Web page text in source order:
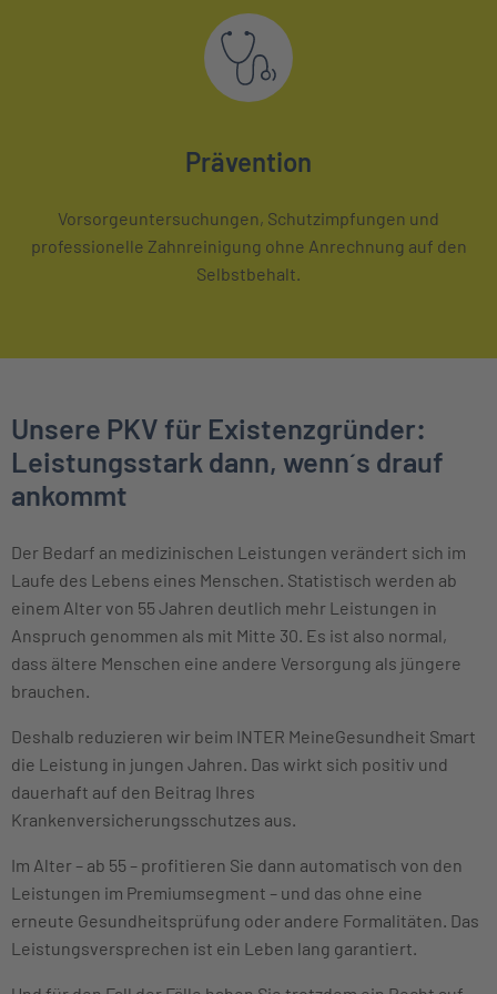
Prävention
Vorsorgeuntersuchungen, Schutzimpfungen und
professionelle Zahnreinigung ohne Anrechnung auf den
Selbstbehalt.
Unsere PKV für Existenzgründer:
Leistungsstark dann, wenn´s drauf
ankommt
Der Bedarf an medizinischen Leistungen verändert sich im
Laufe des Lebens eines Menschen. Statistisch werden ab
einem Alter von 55 Jahren deutlich mehr Leistungen in
Anspruch genommen als mit Mitte 30. Es ist also normal,
dass ältere Menschen eine andere Versorgung als jüngere
brauchen.
Deshalb reduzieren wir beim INTER MeineGesundheit Smart
die Leistung in jungen Jahren. Das wirkt sich positiv und
dauerhaft auf den Beitrag Ihres
Krankenversicherungsschutzes aus.
Im Alter – ab 55 – profitieren Sie dann automatisch von den
Leistungen im Premiumsegment – und das ohne eine
erneute Gesundheitsprüfung oder andere Formalitäten. Das
Leistungsversprechen ist ein Leben lang garantiert.